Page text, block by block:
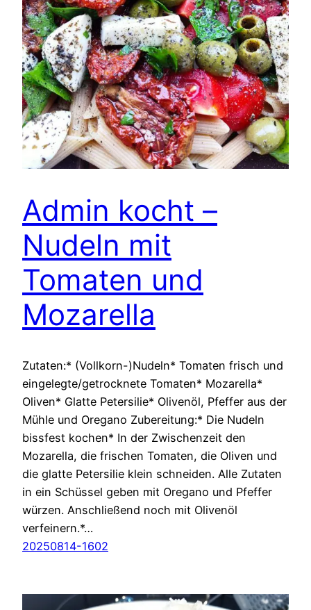
Admin kocht –
Nudeln mit
Tomaten und
Mozarella
Zutaten:* (Vollkorn-)Nudeln* Tomaten frisch und
eingelegte/getrocknete Tomaten* Mozarella*
Oliven* Glatte Petersilie* Olivenöl, Pfeffer aus der
Mühle und Oregano Zubereitung:* Die Nudeln
bissfest kochen* In der Zwischenzeit den
Mozarella, die frischen Tomaten, die Oliven und
die glatte Petersilie klein schneiden. Alle Zutaten
in ein Schüssel geben mit Oregano und Pfeffer
würzen. Anschließend noch mit Olivenöl
verfeinern.*…
20250814-1602